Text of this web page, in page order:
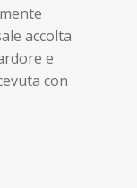
accolta
e
con